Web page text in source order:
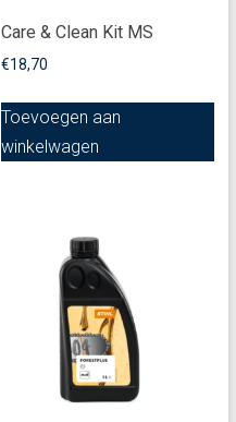
Care & Clean Kit MS
€18,70
Toevoegen aan
winkelwagen